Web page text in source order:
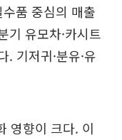
품 중심의 매출
기 유모차·카시트
기저귀·분유·유
영향이 크다. 이